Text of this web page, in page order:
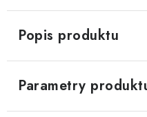
Popis produktu
Parametry